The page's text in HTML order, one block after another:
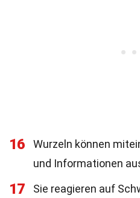
16
Wurzeln können
und Informationen
17
Sie reagieren auf